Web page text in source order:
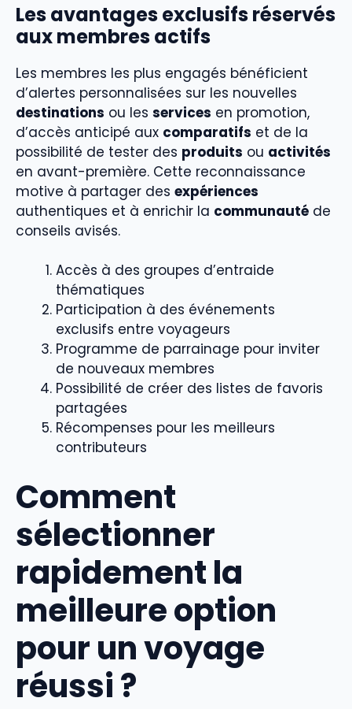
Les avantages exclusifs réservés
aux membres actifs
Les membres les plus engagés bénéficient
d’alertes personnalisées sur les nouvelles
destinations ou les services en promotion,
d’accès anticipé aux comparatifs et de la
possibilité de tester des produits ou activités
en avant-première. Cette reconnaissance
motive à partager des expériences
authentiques et à enrichir la communauté de
conseils avisés.
Accès à des groupes d’entraide
thématiques
Participation à des événements
exclusifs entre voyageurs
Programme de parrainage pour inviter
de nouveaux membres
Possibilité de créer des listes de favoris
partagées
Récompenses pour les meilleurs
contributeurs
Comment
sélectionner
rapidement la
meilleure option
pour un voyage
réussi ?